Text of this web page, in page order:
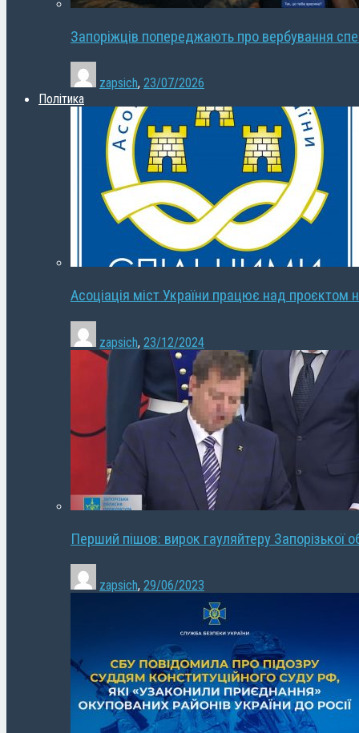
Запоріжців попереджають про вербування
zapsich, 23/07/2026
Політика
Асоціація міст України працює над проєктом
zapsich, 23/12/2024
Перший пішов: вирок гауляйтеру Запорізької
zapsich, 29/06/2023